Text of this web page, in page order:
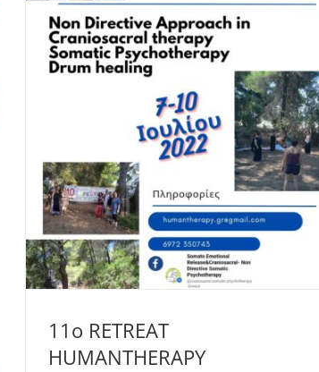
11o RETREAT
HUMANTHERAPY